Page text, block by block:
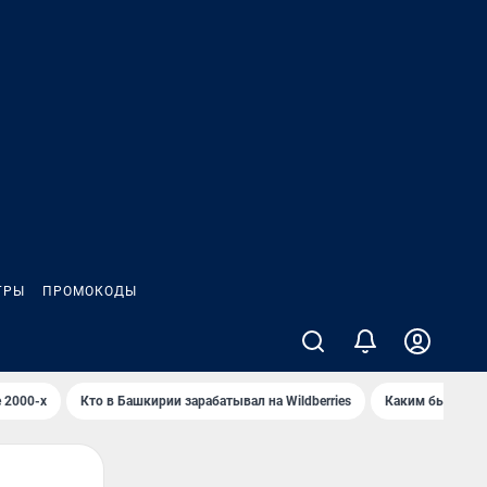
ПРОМОКОДЫ
2000-х Кто в Башкирии зарабатывал на Wildberries Каким было